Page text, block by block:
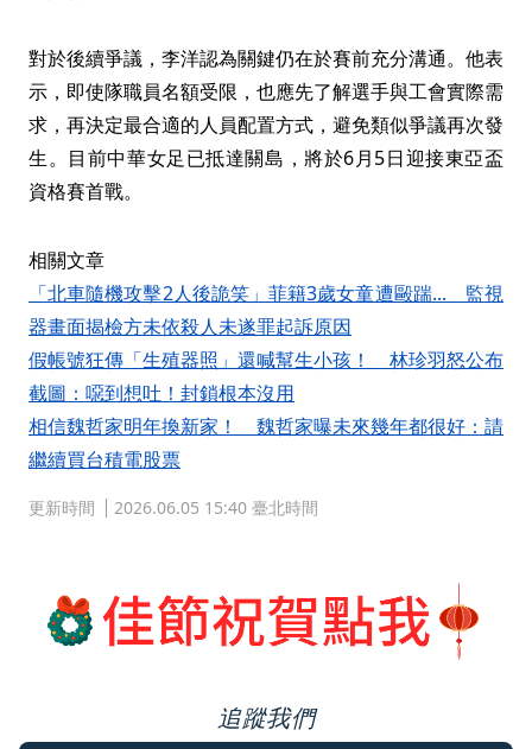
對於後續爭議，李洋認為關鍵仍在於賽前充分溝通。他表
示，即使隊職員名額受限，也應先了解選手與工會實際需
求，再決定最合適的人員配置方式，避免類似爭議再次發
生。目前中華女足已抵達關島，將於6月5日迎接東亞盃
資格賽首戰。
相關文章
「北車隨機攻擊2人後詭笑」菲籍3歲女童遭毆踹... 監視
器畫面揭檢方未依殺人未遂罪起訴原因
假帳號狂傳「生殖器照」還喊幫生小孩！ 林珍羽怒公布
截圖：噁到想吐！封鎖根本沒用
相信魏哲家明年換新家！ 魏哲家曝未來幾年都很好：請
繼續買台積電股票
更新時間 2026.06.05 15:40 臺北時間
追蹤我們